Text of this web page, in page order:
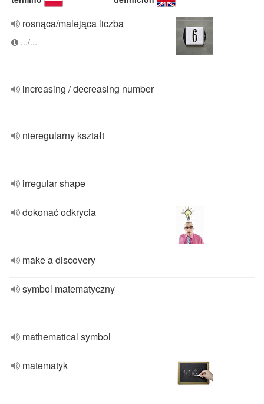
rosnąca/malejąca liczba
.../...
increasing / decreasing number
nieregularny kształt
irregular shape
dokonać odkrycia
make a discovery
symbol matematyczny
mathematical symbol
matematyk